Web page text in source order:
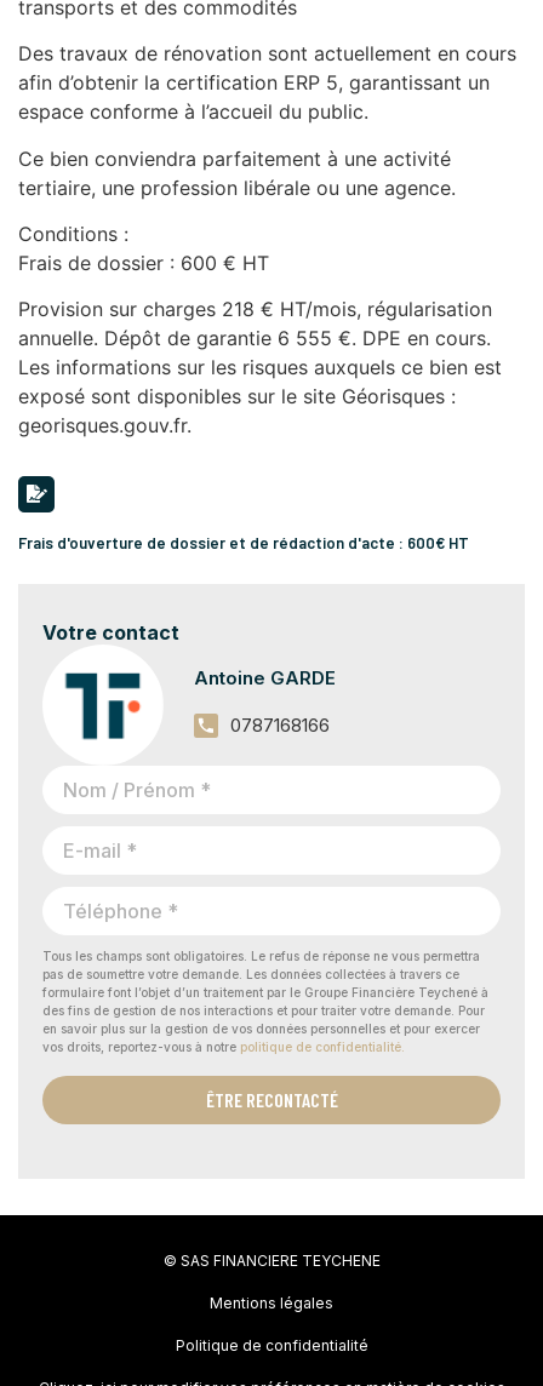
transports et des commodités
Des travaux de rénovation sont actuellement en cours
afin d’obtenir la certification ERP 5, garantissant un
espace conforme à l’accueil du public.
Ce bien conviendra parfaitement à une activité
tertiaire, une profession libérale ou une agence.
Conditions :
Frais de dossier : 600 € HT
Provision sur charges 218 € HT/mois, régularisation
annuelle. Dépôt de garantie 6 555 €. DPE en cours.
Les informations sur les risques auxquels ce bien est
exposé sont disponibles sur le site Géorisques :
georisques.gouv.fr.
Frais d'ouverture de dossier et de rédaction d'acte : 600€ HT
Votre contact
Antoine GARDE
0787168166
Tous les champs sont obligatoires. Le refus de réponse ne vous permettra
pas de soumettre votre demande. Les données collectées à travers ce
formulaire font l’objet d’un traitement par le Groupe Financière Teychené à
des fins de gestion de nos interactions et pour traiter votre demande. Pour
en savoir plus sur la gestion de vos données personnelles et pour exercer
vos droits, reportez-vous à notre politique de confidentialité.
ÊTRE RECONTACTÉ
© SAS FINANCIERE TEYCHENE
Mentions légales
Politique de confidentialité